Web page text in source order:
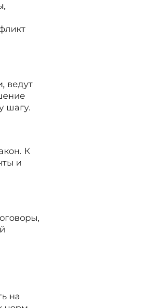
ведут
шагу.
К
и
на